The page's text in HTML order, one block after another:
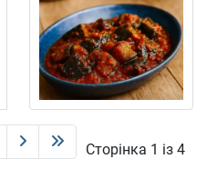
Сторінка 1 із 4